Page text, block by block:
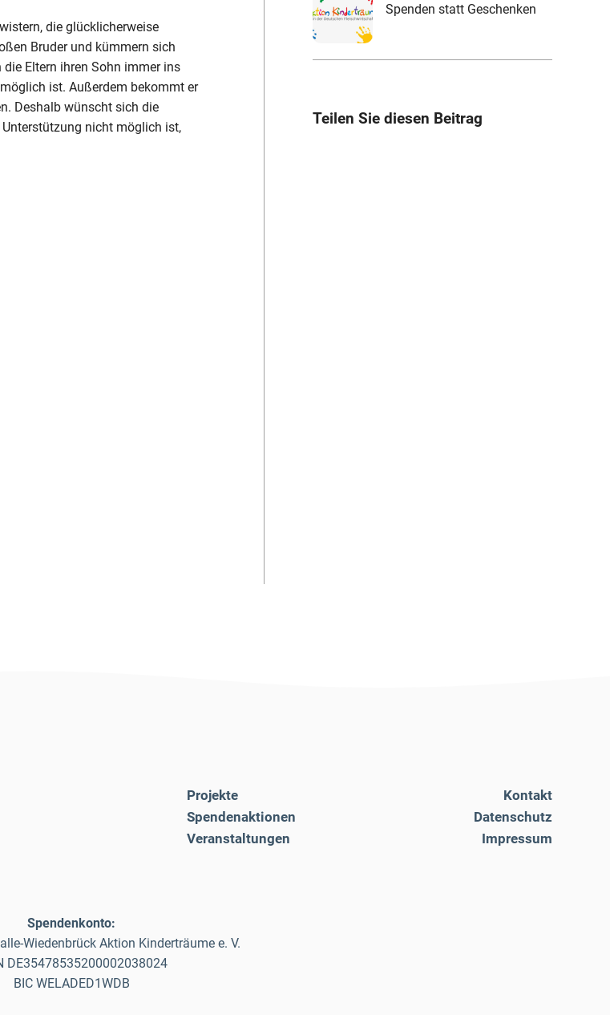
die glücklicherweise
Bruder und kümmern sich
Eltern ihren Sohn immer ins
ist. Außerdem bekommt er
Deshalb wünscht sich die
nicht möglich ist,
Spenden statt Geschenken
Teilen Sie diesen Beitrag
Projekte
Spendenaktionen
Veranstaltungen
Kontakt
Datenschutz
Impressum
Spendenkonto:
Wiedenbrück Aktion Kinderträume e. V.
DE35478535200002038024
BIC WELADED1WDB